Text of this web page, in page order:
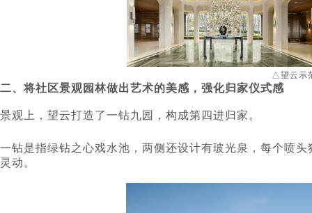
△望云示
二、将社区景观园林做出艺术的美感，强化归家仪式感
景观上，望云打造了一钻九园，构成第四进归家。
一钻是指绿钻之心戏水池，两侧还设计有玻光泉，每个喷
灵动。